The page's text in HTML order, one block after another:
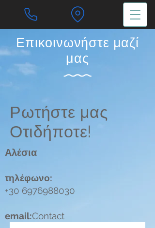
Επικοινωνήστε μαζί
μας
Ρωτήστε μας
Οτιδήποτε!
Αλέσια
τηλέφωνο:
+30 6976988030
email:Contact